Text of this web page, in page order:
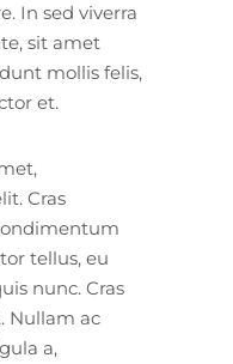
In sed viverra
sit amet
mollis felis,
et.
Cras
tellus, eu
nunc. Cras
Nullam ac
a,